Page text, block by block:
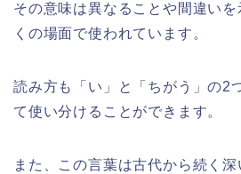
その意味は異なることや間違い
くの場面で使われています。
読み方も「い」と「ちがう」の2
て使い分けることができます。
また、この言葉は古代から続く